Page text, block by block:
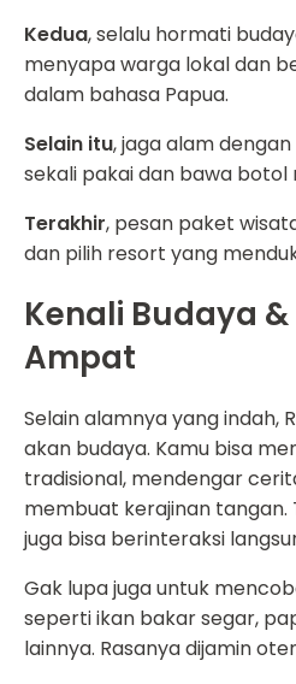
Kedua, selalu hormati
menyapa warga lokal dan
dalam bahasa Papua.
Selain itu, jaga alam
sekali pakai dan bawa botol
Terakhir, pesan paket
dan pilih resort yang
Kenali Budaya
Ampat
Selain alamnya yang indah,
akan budaya. Kamu bisa
tradisional, mendengar
membuat kerajinan tangan.
juga bisa berinteraksi
Gak lupa juga untuk
seperti ikan bakar segar,
lainnya. Rasanya dijamin